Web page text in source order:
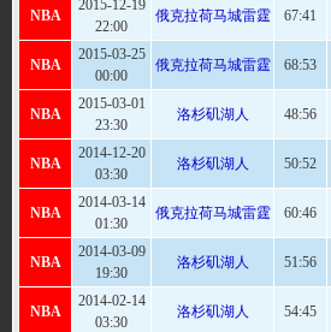
NBA
2015-12-19
22:00
俄克拉荷马城雷霆 67:41
NBA
2015-03-25
00:00
俄克拉荷马城雷霆 68:53
NBA
2015-03-01
23:30
洛杉矶湖人 48:56
NBA
2014-12-20
03:30
洛杉矶湖人 50:52
NBA
2014-03-14
01:30
俄克拉荷马城雷霆 60:46
NBA
2014-03-09
19:30
洛杉矶湖人 51:56
NBA
2014-02-14
03:30
洛杉矶湖人 54:45